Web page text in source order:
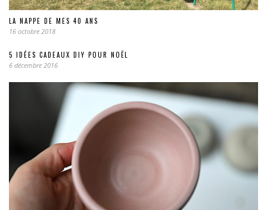
LA NAPPE DE MES 40 ANS
16 octobre 2018
5 IDÉES CADEAUX DIY POUR NOËL
6 décembre 2016